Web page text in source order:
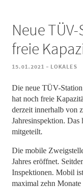
Neue
freie
15.01.2021 - LOKALES
Die neue TÜV-
hat noch freie
derzeit innerhalb von
Jahresinspektion. Das
mitgeteilt.
Die mobile
Jahres eröffnet.
Inspektionen. Mobil
maximal zehn